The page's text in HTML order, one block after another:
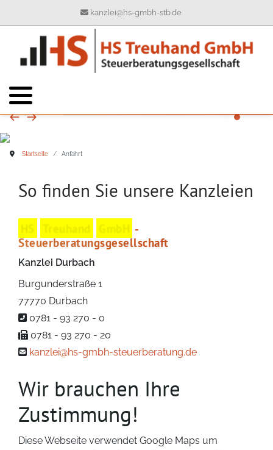
kanzlei@hs-gmbh-stb.de
Startseite Anfahrt
So finden Sie unsere Kanzleien
-
Steuerberatungsgesellschaft
Kanzlei Durbach
Burgunderstraße 1
77770 Durbach
0781 - 93 270 - 0
0781 - 93 270 - 20
kanzlei@hs-gmbh-steuerberatung.de
Wir brauchen Ihre
Zustimmung!
Diese Webseite verwendet Google Maps um
Ihre Ansprechpartner
Buchhaltung
Geschichte